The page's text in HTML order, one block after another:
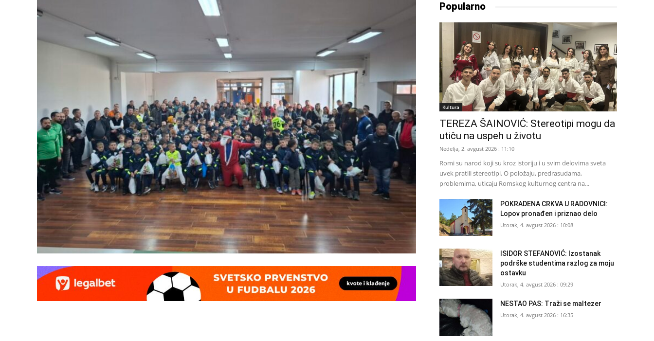
Popularno
Kultura
TEREZA ŠAINOVIĆ: Stereotipi mogu da
utiču na uspeh u životu
Nedelja, 2. avgust 2026 : 11:10
Romi su narod koji su kroz istoriju i u svim delovima sveta
uvek pratili stereotipi. O položaju, predrasudama,
problemima, uticaju Romskog kulturnog centra na...
POKRADENA CRKVA U RADOVNICI:
Lopov pronađen i priznao delo
Utorak, 4. avgust 2026 : 10:08
ISIDOR STEFANOVIĆ: Izostanak
podrške studentima razlog za moju
ostavku
Utorak, 4. avgust 2026 : 09:29
NESTAO PAS: Traži se maltezer
Utorak, 4. avgust 2026 : 16:35